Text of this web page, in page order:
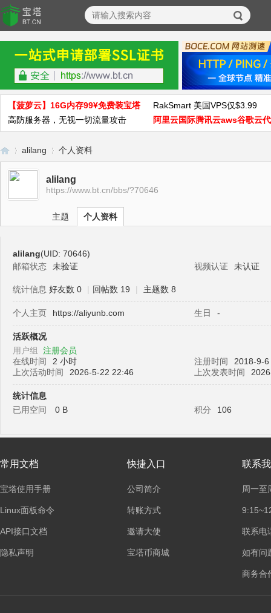
【菠萝云】16G内存99¥免费装宝塔
RakSmart 美国VPS仅$3.99
高防服务器，无视一切流量攻击
阿里云国际腾讯云aws谷歌云
宝›
alilang 个人资料
alilang
https://www.bt.cn/bbs/?70646
主题 个人资料
alilang(UID: 70646)
邮箱状态
未验证 视频认证 未认证
统计信息 好友数 0 | 回帖数 19 | 主题数 8
个人主页 https://aliyunb.com 生日 -
活跃概况
用户组 注册会员
在线时间
2 小时 注册时间
2018-9-
上次活动时间
2026-5-22 22:46 上次发表时间
统计信息
已用空间
0 B 积分 106
常用文档
宝塔使用手册
Linux面板命令
API接口文档
隐私声明
快捷入口
公司简介
转账方式
邀请大使
宝塔币商城
联系
周一至
联系电
如有问
商务合